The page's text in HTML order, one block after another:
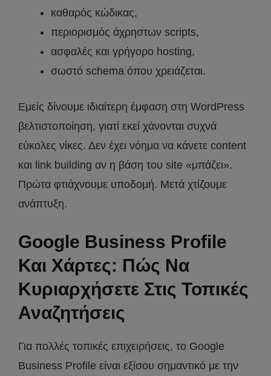
καθαρός κώδικας,
περιορισμός άχρηστων scripts,
ασφαλές και γρήγορο hosting,
σωστό schema όπου χρειάζεται.
Εμείς δίνουμε ιδιαίτερη έμφαση στη WordPress
βελτιστοποίηση, γιατί εκεί χάνονται συχνά
εύκολες νίκες. Δεν έχει νόημα να κάνετε content
και link building αν η βάση του site «μπάζει».
Πρώτα φτιάχνουμε υποδομή. Μετά χτίζουμε
ανάπτυξη.
Google Business Profile
Και Χάρτες: Πώς Να
Κυριαρχήσετε Στις Τοπικές
Αναζητήσεις
Για πολλές τοπικές επιχειρήσεις, το Google
Business Profile είναι εξίσου σημαντικό με την